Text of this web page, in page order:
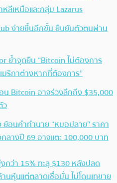
ลีเหนือและกลุ่ม Lazarus
ง่ายขึ้นอีกขั้น ยืนยันตัวตนผ่าน
ย้ำจุดยืน “Bitcoin ไม่ต้องการ
มริกาต่างหากที่ต้องการ”
น Bitcoin อาจร่วงลึกถึง $35,000
ว
อนคำทำนาย “หมอปลาย” ราคา
ลางปี 69 อาจแตะ 100,000 บาท
กว่า 15% ทะลุ $130 หลังปลด
นหุ้นแต่ตลาดเชื่อมั่น ไม่โดนเทขาย